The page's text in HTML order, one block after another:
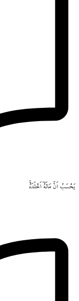
يَحْسَبُ اَنَّ مَالَهُٓ اَخْلَدَهُۚ